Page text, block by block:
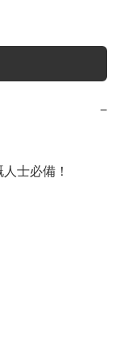
−
士必備！